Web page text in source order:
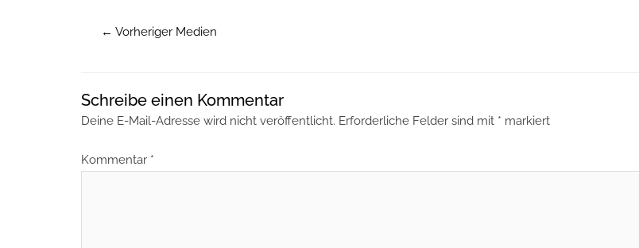
← Vorheriger Medien
Schreibe einen Kommentar
Deine E-Mail-Adresse wird nicht veröffentlicht. Erforderliche Felder sind mit * markiert
Kommentar *